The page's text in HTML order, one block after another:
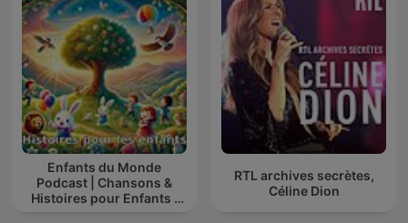
Enfants du Monde
Podcast | Chansons &
Histoires pour Enfants |
RTL archives secrètes,
Céline Dion